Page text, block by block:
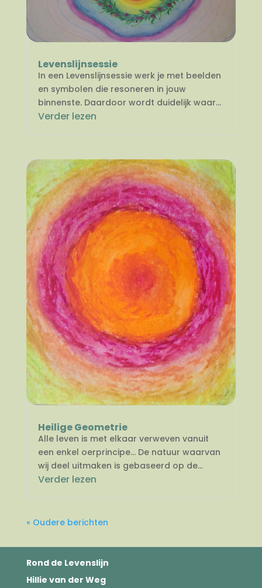
Levenslijnsessie
In een Levenslijnsessie werk je met beelden
en symbolen die resoneren in jouw
binnenste. Daardoor wordt duidelijk waar...
Verder lezen
Heilige Geometrie
Alle leven is met elkaar verweven vanuit
een enkel oerprincipe… De natuur waarvan
wij deel uitmaken is gebaseerd op de...
Verder lezen
« Oudere berichten
Rond de Levenslijn
Hillie van der Weg